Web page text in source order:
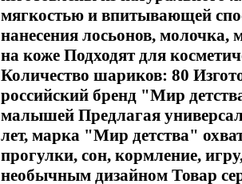
мягкостью и впитывающей
нанесения лосьонов,
на коже Подходят для
Количество шариков: 80
российский бренд "Мир
малышей Предлагая
лет, марка "Мир детства"
прогулки, сон, кормление,
необычным дизайном Товар